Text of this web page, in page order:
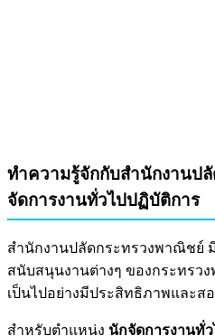
ทำความรู้จักกับสำนักงานป
จัดการงานทั่วไปปฏิบัติการ
สำนักงานปลัดกระทรวงพาณิชย์
สนับสนุนงานต่างๆ ของกระทรว
เป็นไปอย่างมีประสิทธิภาพและส
สำหรับตำแหน่ง นักจัดการงานทั่